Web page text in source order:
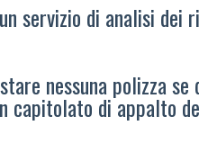
servizio di analisi dei
nessuna polizza
capitolato di appalto